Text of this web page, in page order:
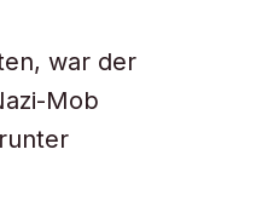
war der
Mob